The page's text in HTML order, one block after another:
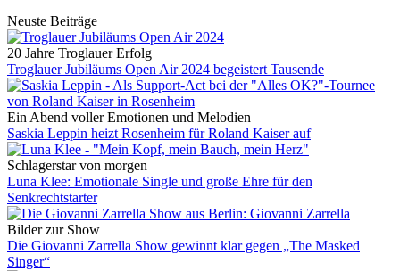
Neuste Beiträge
20 Jahre Troglauer Erfolg
Troglauer Jubiläums Open Air 2024 begeistert Tausende
Ein Abend voller Emotionen und Melodien
Saskia Leppin heizt Rosenheim für Roland Kaiser auf
Schlagerstar von morgen
Luna Klee: Emotionale Single und große Ehre für den
Senkrechtstarter
Bilder zur Show
Die Giovanni Zarrella Show gewinnt klar gegen „The Masked
Singer“